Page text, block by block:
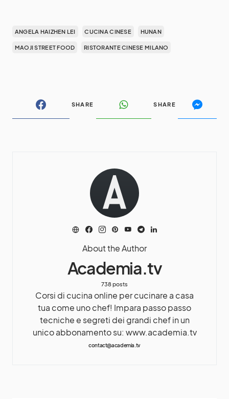
ANGELA HAIZHEN LEI CUCINA CINESE HUNAN
MAOJI STREET FOOD RISTORANTE CINESE MILANO
SHARE SHARE
About the Author
Academia.tv
738 posts
Corsi di cucina online per cucinare a casa
tua come uno chef! Impara passo passo
tecniche e segreti dei grandi chef in un
unico abbonamento su: www.academia.tv
contact@academia.tv